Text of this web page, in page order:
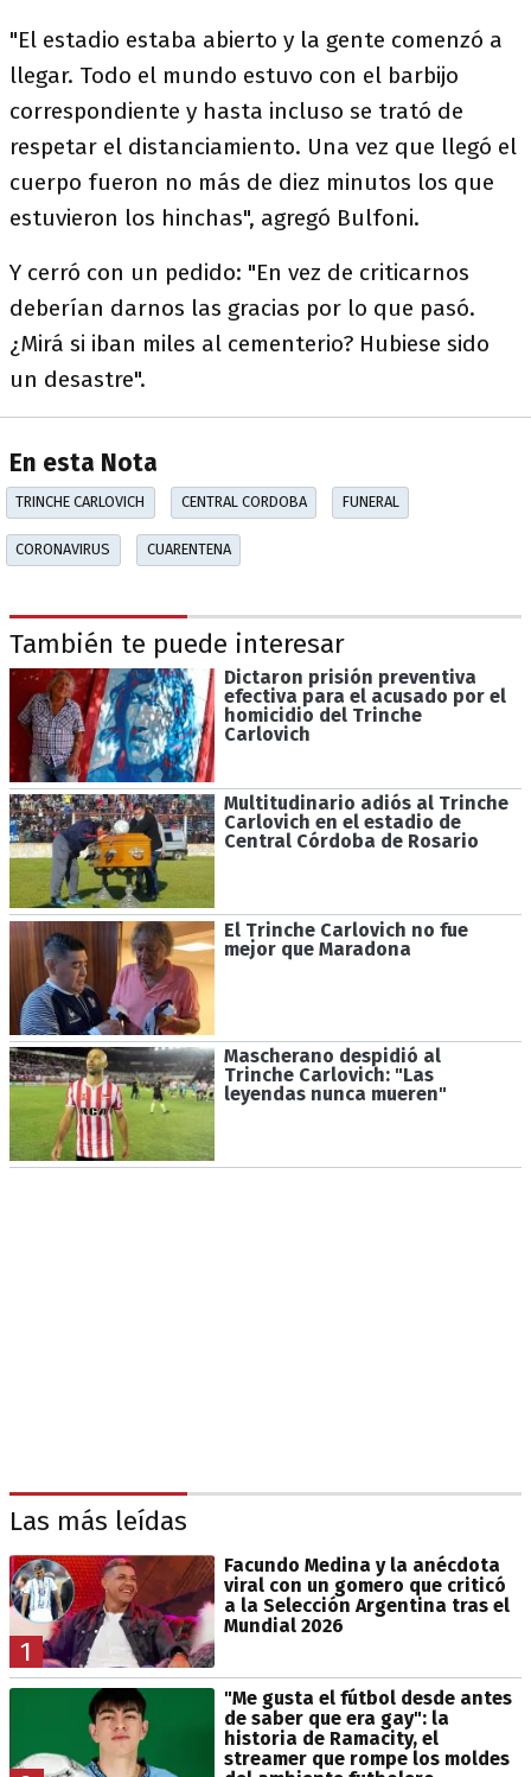
"El estadio estaba abierto y la gente comenzó a
llegar. Todo el mundo estuvo con el barbijo
correspondiente y hasta incluso se trató de
respetar el distanciamiento. Una vez que llegó el
cuerpo fueron no más de diez minutos los que
estuvieron los hinchas", agregó Bulfoni.
Y cerró con un pedido: "En vez de criticarnos
deberían darnos las gracias por lo que pasó.
¿Mirá si iban miles al cementerio? Hubiese sido
un desastre".
En esta Nota
TRINCHE CARLOVICH CENTRAL CORDOBA FUNERAL
CORONAVIRUS CUARENTENA
También te puede interesar
Dictaron prisión preventiva
efectiva para el acusado por el
homicidio del Trinche
Carlovich
Multitudinario adiós al Trinche
Carlovich en el estadio de
Central Córdoba de Rosario
El Trinche Carlovich no fue
mejor que Maradona
Mascherano despidió al
Trinche Carlovich: "Las
leyendas nunca mueren"
Las más leídas
1
Facundo Medina y la anécdota
viral con un gomero que criticó
a la Selección Argentina tras el
Mundial 2026
"Me gusta el fútbol desde antes
de saber que era gay": la
historia de Ramacity, el
streamer que rompe los moldes